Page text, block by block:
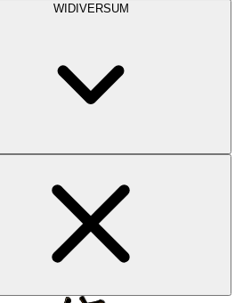
WIDIVERSUM